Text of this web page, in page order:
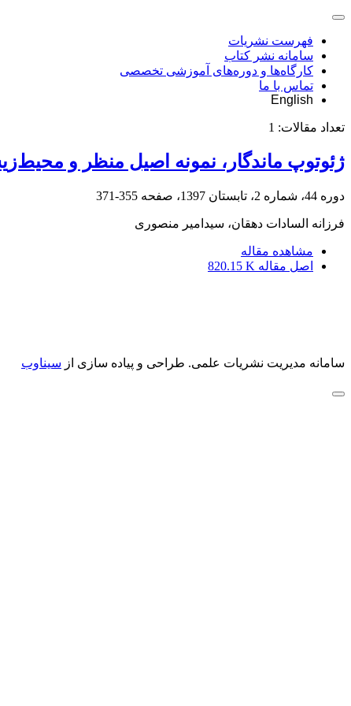
فهرست نشریات
سامانه نشر کتاب
کارگاه‌ها و دوره‌های آموزشی تخصصی
تماس با ما
English
تعداد مقالات: 1
ژئوتوپ‌ ماندگار، نمونه‌ اصیل منظر و
دوره 44، شماره 2، تابستان 1397، صفحه 355-371
فرزانه السادات دهقان، سیدامیر منصوری
مشاهده مقاله
اصل مقاله 820.15 K
سامانه مدیریت نشریات علمی. طراحی و پیاده سازی از سیناوب